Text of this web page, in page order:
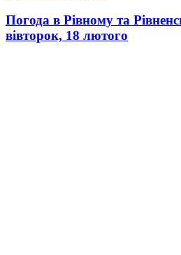
Погода в Рівному та
вівторок, 18 лютого